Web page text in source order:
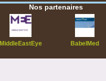
Nos partenaires
MiddleEastEye BabelMed